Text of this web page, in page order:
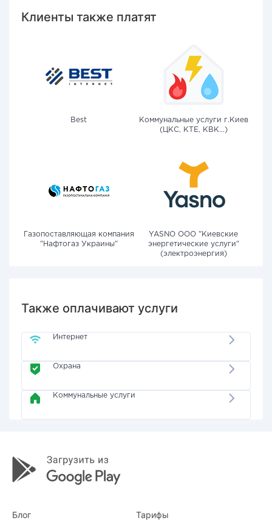
Клиенты также платят
Best
Коммунальные услуги г.Киев
(ЦКС, КТЕ, КВК...)
Газопоставляющая компания
"Нафтогаз Украины"
YASNO OOO "Киевские
энергетические услуги"
(электроэнергия)
Также оплачивают услуги
Интернет
Охрана
Коммунальные услуги
Блог Тарифы